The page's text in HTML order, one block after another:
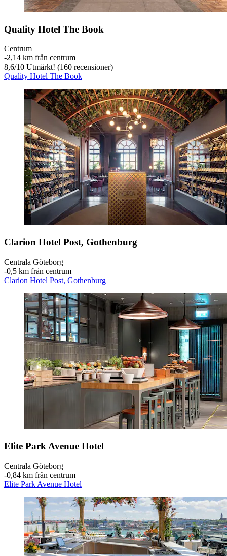
Quality Hotel The Book
Centrum
‐2,14 km från centrum
8,6/10 Utmärkt! (160 recensioner)
Quality Hotel The Book
Clarion Hotel Post, Gothenburg
Centrala Göteborg
‐0,5 km från centrum
Clarion Hotel Post, Gothenburg
Elite Park Avenue Hotel
Centrala Göteborg
‐0,84 km från centrum
Elite Park Avenue Hotel